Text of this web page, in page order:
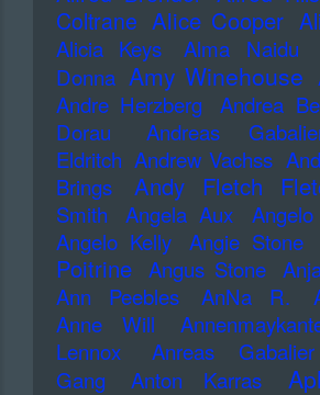
Coltrane Alice Cooper
Alicia Keys Alma Naidu
Donna Amy Winehouse
Andre Herzberg
Andrea
Dorau
Andreas
Eldritch Andrew Vachss
Brings
Andy Fletch
Smith
Angela Aux
Angelo Kelly
Angie Stone
Poitrine Angus Stone
Ann Peebles
AnNa R.
Anne Will
Lennox
Anreas Gabalier
Gang
Anton Karras